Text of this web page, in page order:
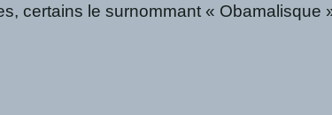
certains le surnommant « Obamalisque